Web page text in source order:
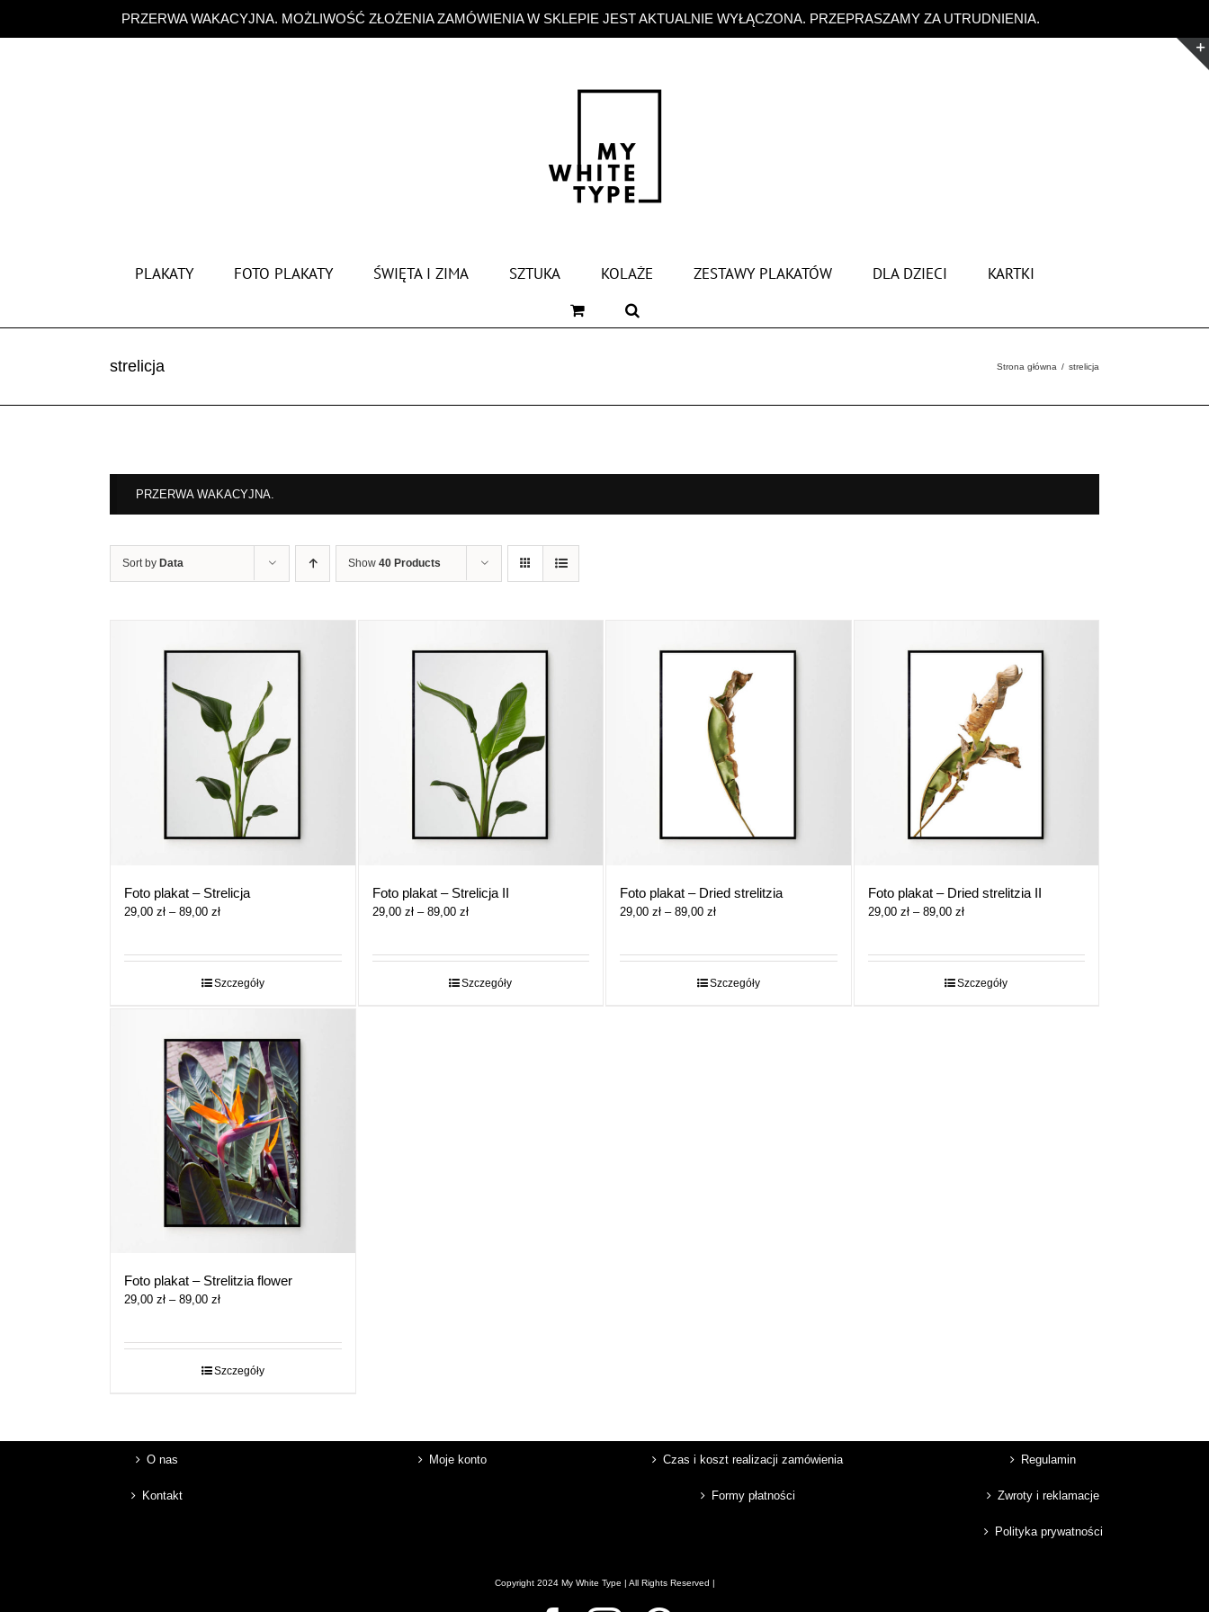
PRZERWA WAKACYJNA. MOŻLIWOŚĆ ZŁOŻENIA ZAMÓWIENIA W SKLEPIE JEST AKTUALNIE WYŁĄCZONA. PRZEPRASZAMY ZA UTRUDNIENIA.
zawartości
PLAKATY FOTO PLAKATY ŚWIĘTA I ZIMA SZTUKA KOLAŻE ZESTAWY PLAKATÓW DLA DZIECI KARTKI
strelicja Strona główna strelicja
PRZERWA WAKACYJNA.
Sort by Data Show 40 Products
Foto plakat – Strelicja
29,00 zł – 89,00 złZakres
29,00 zł
do
Szczegóły
Foto plakat – Strelicja II
29,00 zł – 89,00 złZakres
29,00 zł
do
Szczegóły
Foto plakat – Dried strelitzia
29,00 zł – 89,00 złZakres
29,00 zł
do
Szczegóły
Foto plakat – Dried strelitzia II
29,00 zł – 89,00 złZakres
29,00 zł
do
Szczegóły
Foto plakat – Strelitzia flower
29,00 zł – 89,00 złZakres
29,00 zł
do
Szczegóły
O nas
Kontakt
Moje konto Czas i koszt realizacji zamówienia
Formy płatności
Regulamin
Zwroty i reklamacje
Polityka prywatności
Copyright 2024 My White Type | All Rights Reserved |